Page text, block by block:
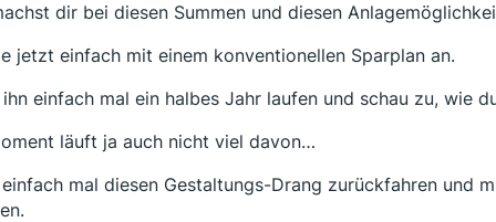
dir bei diesen Summen und diesen
jetzt einfach mit einem konventionellen Sparplan an.
ihn einfach mal ein halbes Jahr laufen und schau zu, wie
läuft ja auch nicht viel davon…
mal diesen Gestaltungs-Drang zurückfahren und